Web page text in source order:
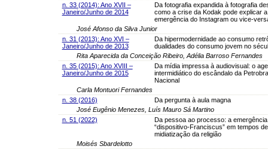
n. 33 (2014): Ano XVII –
Janeiro/Junho de 2014
Da fotografia expandida à fotografia
como a crise da Kodak pode explicar a
emergência do Instagram ou vice-
José Afonso da Silva Junior
n. 31 (2013): Ano XVI –
Janeiro/Junho de 2013
Da hipermodernidade ao consumo
dualidades do consumo jovem no
Rita Aparecida da Conceição Ribeiro, Adélia Barroso Fernandes
n. 35 (2015): Ano XVIII –
Janeiro/Junho de 2015
Da mídia impressa à audiovisual: o
intermidiático do escândalo da
Nacional
Carla Montuori Fernandes
n. 38 (2016)
Da pergunta à aula magna
José Eugênio Menezes, Luís Mauro Sá Martino
n. 51 (2022)
Da pessoa ao processo: a
“dispositivo-Franciscus” em tempos de
midiatização da religião
Moisés Sbardelotto